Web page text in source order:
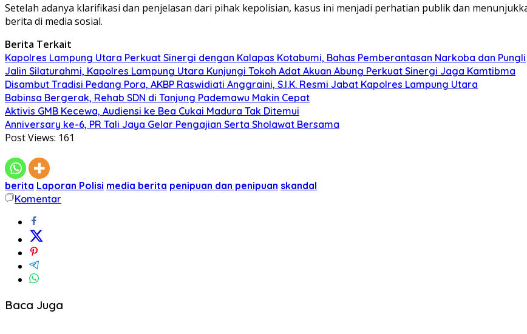
Setelah adanya klarifikasi dan penjelasan dari pihak kepolisian, kasus ini menjadi perhatian publik dan
berita di media sosial.
Berita Terkait
Kapolres Lampung Utara Perkuat Sinergi dengan Kalapas Kotabumi, Bahas Pemberantasan Narkoba dan Pungli
Jalin Silaturahmi, Kapolres Lampung Utara Kunjungi Tokoh Adat Akuan Abung Perkuat Sinergi Jaga Kamtibma
Disambut Tradisi Pedang Pora, AKBP Raswidiati Anggraini, S.I.K. Resmi Jabat Kapolres Lampung Utara
Babinsa Bergerak, Rehab SDN di Tanjung Pademawu Makin Cepat
Aktivis GMB Kecewa, Audiensi ke Bea Cukai Madura Tak Ditemui
Anniversary ke-6, PR Tali Jaya Gelar Pengajian Serta Sholawat Bersama
Post Views: 161
berita Laporan Polisi media berita penipuan dan penipuan skandal
Komentar
Baca Juga